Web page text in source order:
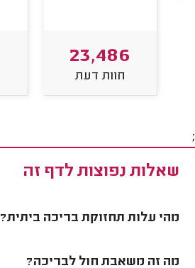
23,486
חוות דעת
;
שאלות נפוצות לדף זה
מהי עלות תחזוקת בריכה ביתית?
מה זה משאבת חול לבריכה?